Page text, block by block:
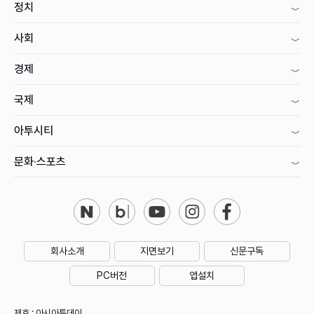
정치
사회
경제
국제
아투시티
문화·스포츠
회사소개 지면보기 신문구독
PC버전 앱설치